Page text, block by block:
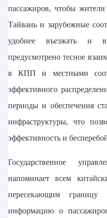
пассажиров, чтобы
Тайвань и зарубежные
удобнее въезжать и
предусмотрено тесное
в КПП и местными
эффективного
периоды и обеспечения
инфраструктуры, что
эффективность и
Государственное
напоминает всем
пересекающим границу
информацию о